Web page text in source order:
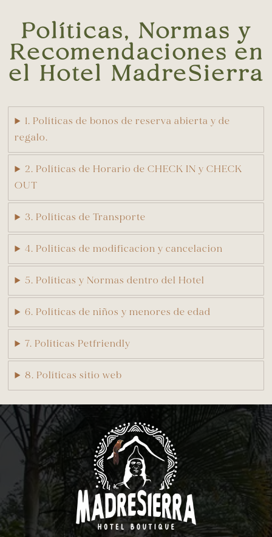
Políticas, Normas y
Recomendaciones en
el Hotel MadreSierra
1. Políticas de bonos de reserva abierta y de
regalo.
2. Políticas de Horario de CHECK IN y CHECK
OUT
3. Políticas de Transporte
4. Politicas de modificacion y cancelacion
5. Políticas y Normas dentro del Hotel
6. Políticas de niños y menores de edad
7. Políticas Petfriendly
8. Políticas sitio web